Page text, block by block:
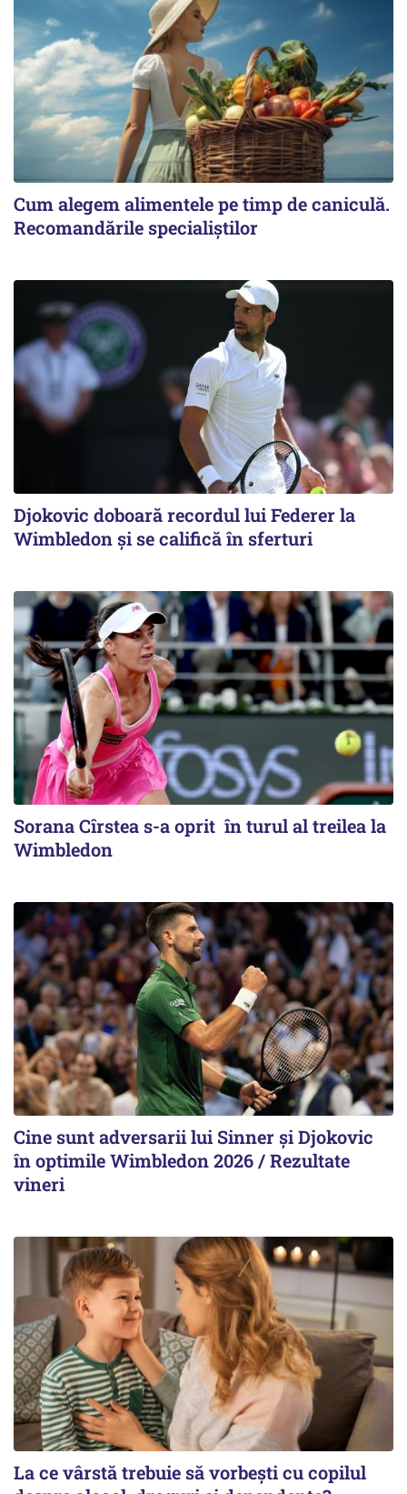
Cum alegem alimentele pe timp de caniculă.
Recomandările specialiștilor
Djokovic doboară recordul lui Federer la
Wimbledon și se califică în sferturi
Sorana Cîrstea s-a oprit în turul al treilea la
Wimbledon
Cine sunt adversarii lui Sinner şi Djokovic
în optimile Wimbledon 2026 / Rezultate
vineri
La ce vârstă trebuie să vorbești cu copilul